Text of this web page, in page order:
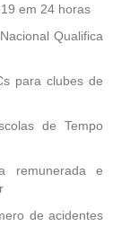
em 24 horas
Qualifica
para clubes de
de Tempo
remunerada e
de acidentes